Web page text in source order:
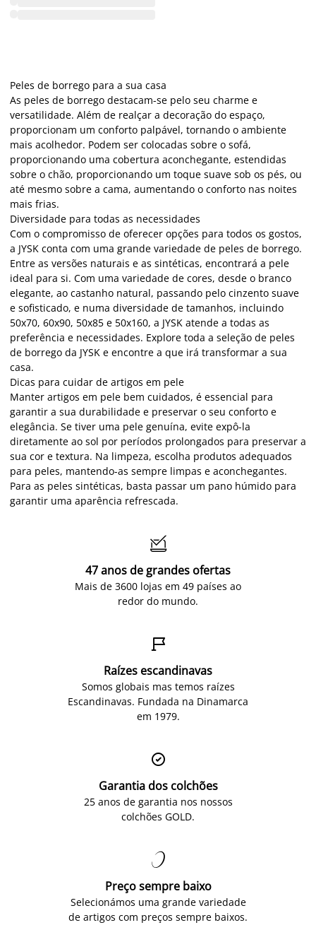
Peles de borrego para a sua casa
As peles de borrego destacam-se pelo seu charme e
versatilidade. Além de realçar a decoração do espaço,
proporcionam um conforto palpável, tornando o ambiente
mais acolhedor. Podem ser colocadas sobre o sofá,
proporcionando uma cobertura aconchegante, estendidas
sobre o chão, proporcionando um toque suave sob os pés, ou
até mesmo sobre a cama, aumentando o conforto nas noites
mais frias.
Diversidade para todas as necessidades
Com o compromisso de oferecer opções para todos os gostos,
a JYSK conta com uma grande variedade de peles de borrego.
Entre as versões naturais e as sintéticas, encontrará a pele
ideal para si. Com uma variedade de cores, desde o branco
elegante, ao castanho natural, passando pelo cinzento suave
e sofisticado, e numa diversidade de tamanhos, incluindo
50x70, 60x90, 50x85 e 50x160, a JYSK atende a todas as
preferência e necessidades. Explore toda a seleção de peles
de borrego da JYSK e encontre a que irá transformar a sua
casa.
Dicas para cuidar de artigos em pele
Manter artigos em pele bem cuidados, é essencial para
garantir a sua durabilidade e preservar o seu conforto e
elegância. Se tiver uma pele genuína, evite expô-la
diretamente ao sol por períodos prolongados para preservar a
sua cor e textura. Na limpeza, escolha produtos adequados
para peles, mantendo-as sempre limpas e aconchegantes.
Para as peles sintéticas, basta passar um pano húmido para
garantir uma aparência refrescada.

47 anos de grandes ofertas
Mais de 3600 lojas em 49 países ao
redor do mundo.

Raízes escandinavas
Somos globais mas temos raízes
Escandinavas. Fundada na Dinamarca
em 1979.

Garantia dos colchões
25 anos de garantia nos nossos
colchões GOLD.

Preço sempre baixo
Selecionámos uma grande variedade
de artigos com preços sempre baixos.